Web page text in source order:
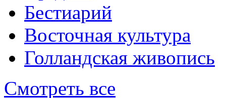
Бестиарий
Восточная культура
Голландская живопись
Смотреть все